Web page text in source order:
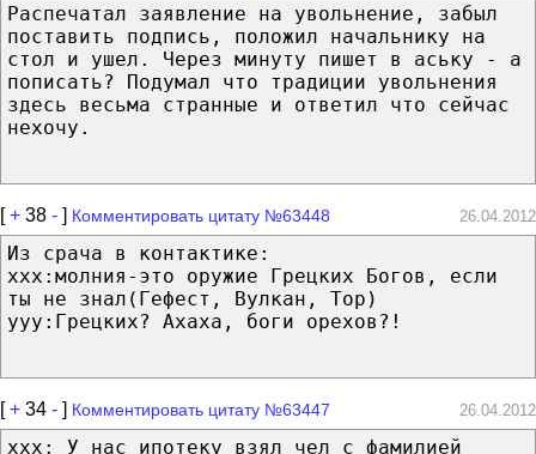
Распечатал заявление на увольнение, забыл
поставить подпись, положил начальнику на
стол и ушел. Через минуту пишет в аську - а
пописать? Подумал что традиции увольнения
здесь весьма странные и ответил что сейчас
нехочу.
[+ 38 - ] Комментировать цитату №63448 26.04.2012
Из срача в контактике:
ххх:молния-это оружие Грецких Богов, если
ты не знал(Гефест, Вулкан, Тор)
ууу:Грецких? Ахаха, боги орехов?!
[+ 34 - ] Комментировать цитату №63447 26.04.2012
xxx: У нас ипотеку взял чел с фамилией